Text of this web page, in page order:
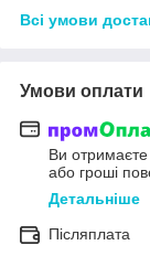
Всі умови
Умови оплати
Ви
або гроші
Детальніше
Післяплата